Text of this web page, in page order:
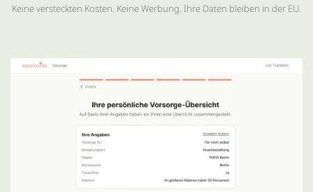
Keine versteckten Kosten. Keine Werbung. Ihre Daten bleiben in der EU.